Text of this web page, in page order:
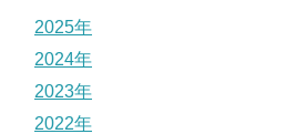
2025年
2024年
2023年
2022年